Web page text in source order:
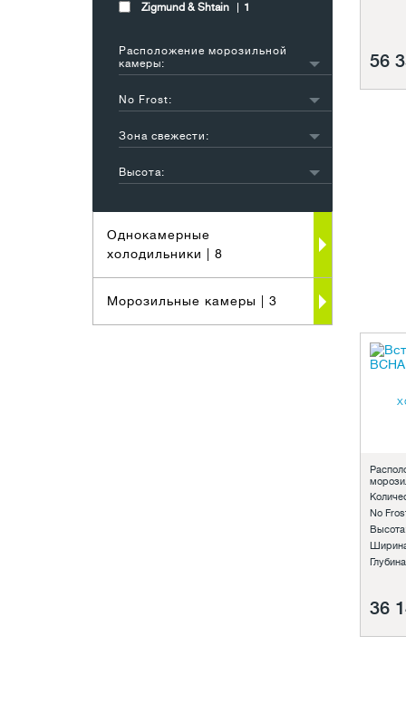
56
No
36
Zigmund & Shtain
1
Расположение морозильной
камеры:
No Frost:
есть
2
Зона свежести:
есть
5
Высота:
Однокамерные
холодильники
| 8
Морозильные камеры | 3